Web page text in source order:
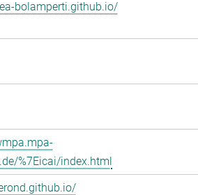
bolamperti.github.io/
%7Eicai/index.html